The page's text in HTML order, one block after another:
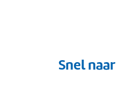
Snel naar